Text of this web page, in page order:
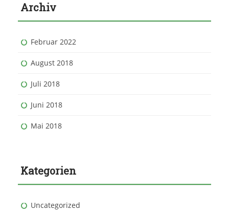
Archiv
Februar 2022
August 2018
Juli 2018
Juni 2018
Mai 2018
Kategorien
Uncategorized